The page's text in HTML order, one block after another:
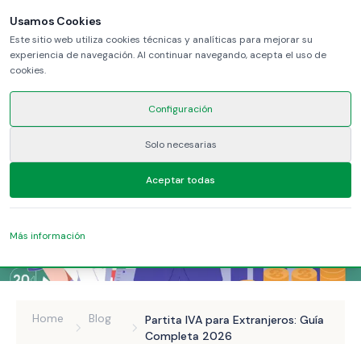
Home Blog
Partita IVA para Extranjeros: Guía
Completa 2026
Usamos Cookies
Este sitio web utiliza cookies técnicas y analíticas para mejorar su
experiencia de navegación. Al continuar navegando, acepta el uso de
cookies.
Configuración
Solo necesarias
Aceptar todas
Más información